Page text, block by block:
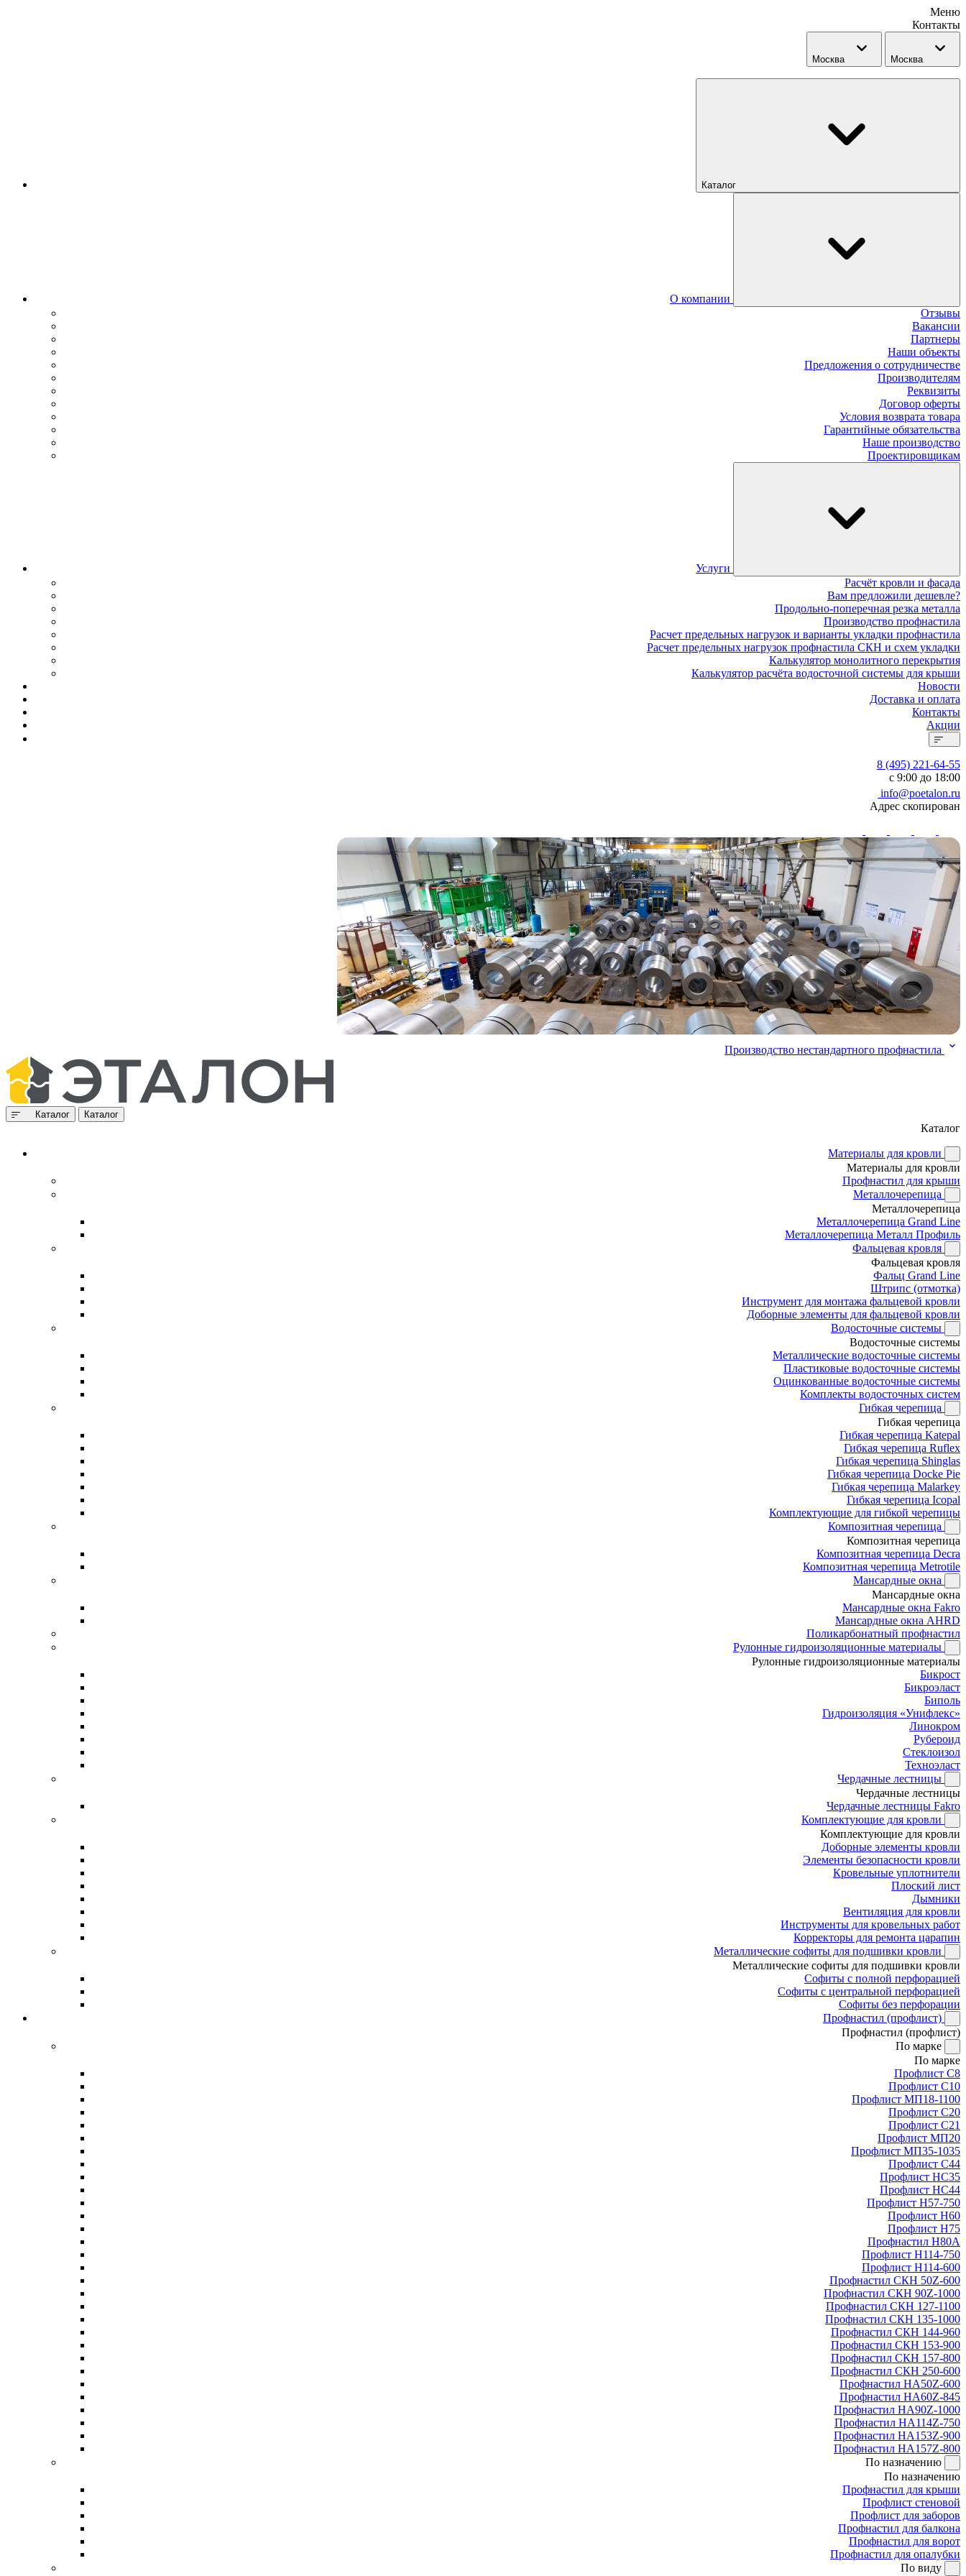
Меню
Контакты
Москва Москва
Каталог
О компании
Отзывы
Вакансии
Партнеры
Наши объекты
Предложения о сотрудничестве
Производителям
Реквизиты
Договор оферты
Условия возврата товара
Гарантийные обязательства
Наше производство
Проектировщикам
Услуги
Расчёт кровли и фасада
Вам предложили дешевле?
Продольно-поперечная резка металла
Производство профнастила
Расчет предельных нагрузок и варианты укладки профнастила
Расчет предельных нагрузок профнастила СКН и схем укладки
Калькулятор монолитного перекрытия
Калькулятор расчёта водосточной системы для крыши
Новости
Доставка и оплата
Контакты
Акции
8 (495) 221-64-55
с 9:00 до 18:00
info@poetalon.ru
Адрес скопирован
Производство нестандартного профнастила
Каталог Каталог
Каталог
Материалы для кровли
Материалы для кровли
Профнастил для крыши
Металлочерепица
Металлочерепица
Металлочерепица Grand Line
Металлочерепица Металл Профиль
Фальцевая кровля
Фальцевая кровля
Фальц Grand Line
Штрипс (отмотка)
Инструмент для монтажа фальцевой кровли
Доборные элементы для фальцевой кровли
Водосточные системы
Водосточные системы
Металлические водосточные системы
Пластиковые водосточные системы
Оцинкованные водосточные системы
Комплекты водосточных систем
Гибкая черепица
Гибкая черепица
Гибкая черепица Katepal
Гибкая черепица Ruflex
Гибкая черепица Shinglas
Гибкая черепица Docke Pie
Гибкая черепица Malarkey
Гибкая черепица Icopal
Комплектующие для гибкой черепицы
Композитная черепица
Композитная черепица
Композитная черепица Decra
Композитная черепица Metrotile
Мансардные окна
Мансардные окна
Мансардные окна Fakro
Мансардные окна AHRD
Поликарбонатный профнастил
Рулонные гидроизоляционные материалы
Рулонные гидроизоляционные материалы
Бикрост
Бикроэласт
Биполь
Гидроизоляция «Унифлекс»
Линокром
Рубероид
Стеклоизол
Техноэласт
Чердачные лестницы
Чердачные лестницы
Чердачные лестницы Fakro
Комплектующие для кровли
Комплектующие для кровли
Доборные элементы кровли
Элементы безопасности кровли
Кровельные уплотнители
Плоский лист
Дымники
Вентиляция для кровли
Инструменты для кровельных работ
Корректоры для ремонта царапин
Металлические софиты для подшивки кровли
Металлические софиты для подшивки кровли
Софиты с полной перфорацией
Софиты с центральной перфорацией
Софиты без перфорации
Профнастил (профлист)
Профнастил (профлист)
По марке
По марке
Профлист С8
Профлист С10
Профлист МП18-1100
Профлист С20
Профлист С21
Профлист МП20
Профлист МП35-1035
Профлист С44
Профлист НС35
Профлист НС44
Профлист Н57-750
Профлист Н60
Профлист Н75
Профнастил Н80А
Профлист Н114-750
Профлист Н114-600
Профнастил СКН 50Z-600
Профнастил СКН 90Z-1000
Профнастил СКН 127-1100
Профнастил СКН 135-1000
Профнастил СКН 144-960
Профнастил СКН 153-900
Профнастил СКН 157-800
Профнастил СКН 250-600
Профнастил НА50Z-600
Профнастил НА60Z-845
Профнастил НА90Z-1000
Профнастил НА114Z-750
Профнастил НА153Z-900
Профнастил НА157Z-800
По назначению
По назначению
Профнастил для крыши
Профлист стеновой
Профлист для заборов
Профнастил для балкона
Профнастил для ворот
Профнастил для опалубки
По виду